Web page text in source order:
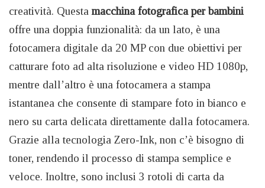
creatività. Questa macchina fotografica per bambini
offre una doppia funzionalità: da un lato, è una
fotocamera digitale da 20 MP con due obiettivi per
catturare foto ad alta risoluzione e video HD 1080p,
mentre dall’altro è una fotocamera a stampa
istantanea che consente di stampare foto in bianco e
nero su carta delicata direttamente dalla fotocamera.
Grazie alla tecnologia Zero-Ink, non c’è bisogno di
toner, rendendo il processo di stampa semplice e
veloce. Inoltre, sono inclusi 3 rotoli di carta da